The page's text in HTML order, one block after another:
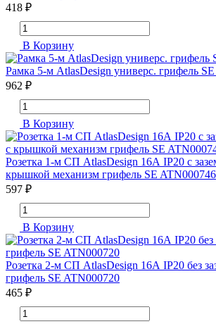
418 ₽
В Корзину
Рамка 5-м AtlasDesign универс. грифель
962 ₽
В Корзину
Розетка 1-м СП AtlasDesign 16А IP20 с
крышкой механизм грифель SE ATN000746
597 ₽
В Корзину
Розетка 2-м СП AtlasDesign 16А IP20 без
грифель SE ATN000720
465 ₽